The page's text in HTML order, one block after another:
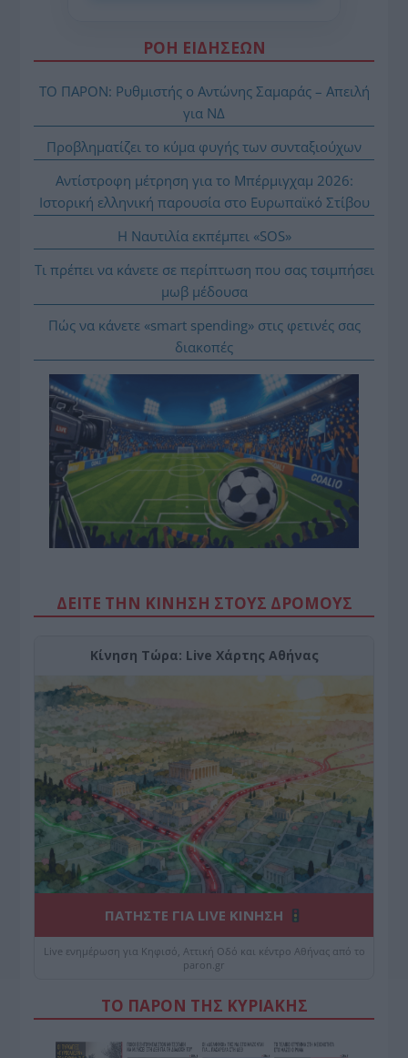
ΡΟΗ ΕΙΔΗΣΕΩΝ
ΤΟ ΠΑΡΟΝ: Ρυθμιστής ο Αντώνης Σαμαράς – Απειλή
για ΝΔ
Προβληματίζει το κύμα φυγής των συνταξιούχων
Αντίστροφη μέτρηση για το Μπέρμιγχαμ 2026:
Ιστορική ελληνική παρουσία στο Ευρωπαϊκό Στίβου
Η Ναυτιλία εκπέμπει «SOS»
Τι πρέπει να κάνετε σε περίπτωση που σας τσιμπήσει
μωβ μέδουσα
Πώς να κάνετε «smart spending» στις φετινές σας
διακοπές
ΔΕΙΤΕ ΤΗΝ ΚΙΝΗΣΗ ΣΤΟΥΣ ΔΡΌΜΟΥΣ
Κίνηση Τώρα: Live Χάρτης Αθήνας
ΠΑΤΗΣΤΕ ΓΙΑ LIVE ΚΙΝΗΣΗ
Live ενημέρωση για Κηφισό, Αττική Οδό και κέντρο Αθήνας από το
paron.gr
ΤΟ ΠΑΡΟΝ ΤΗΣ ΚΥΡΙΑΚΗΣ